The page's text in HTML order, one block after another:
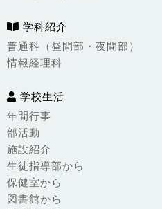
学科紹介
普通科（昼間部・夜間部）
情報経理科
学校生活
年間行事
部活動
施設紹介
生徒指導部から
保健室から
図書館から